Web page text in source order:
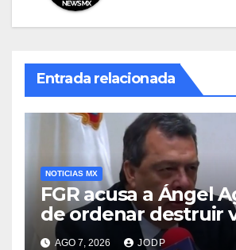
Entrada relacionada
NOTICIAS MX
FGR acusa a Ángel
de ordenar destruir
clave del caso
AGO 7, 2026 JODP